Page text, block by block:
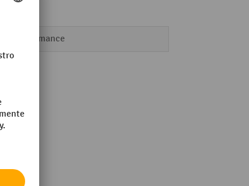
Performance